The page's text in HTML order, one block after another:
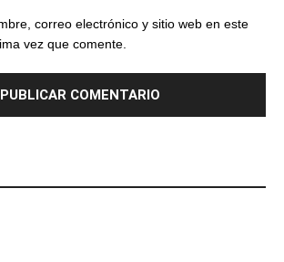
correo electrónico y sitio web en este
vez que comente.